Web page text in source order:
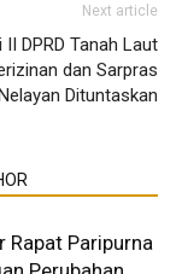
Next article
DPRD Tanah Laut
dan Sarpras
Dituntaskan
Rapat Paripurna